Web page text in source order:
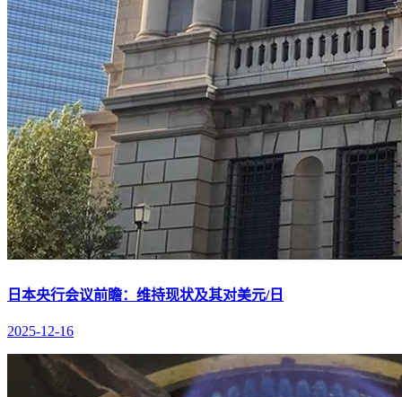
日本央行会议前瞻：维持现状及其对美元/日
2025-12-16